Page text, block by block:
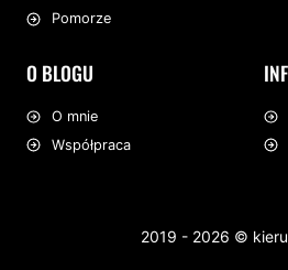
Pomorze
O BLOGU
O mnie
Współpraca
2019 - 2026 ©